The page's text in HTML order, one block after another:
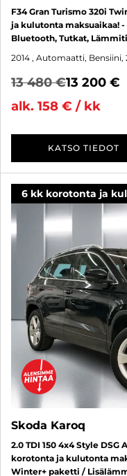
F34 Gran Turismo 320i
ja kulutonta maksuaikaa!
Bluetooth, Tutkat,
2014 , Automaatti, Bensiini,
13 480 €13 200 €
alk. 158 € / kk
KATSO TIEDOT
6 kk korotonta ja
Skoda Karoq
2.0 TDI 150 4x4 Style
korotonta ja kulutonta
Winter+ paketti /